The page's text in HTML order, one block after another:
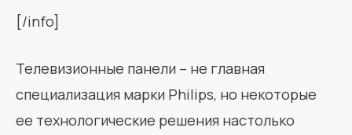
[/info]
Телевизионные панели – не главная
специализация марки Philips, но некоторые
ее технологические решения настолько